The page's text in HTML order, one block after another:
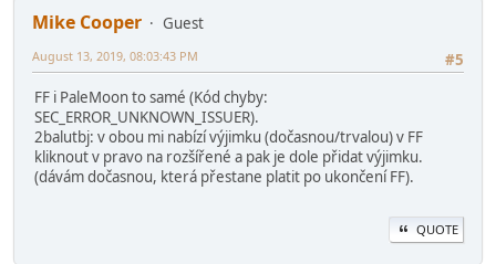
Mike Cooper
Guest
#5
August 13, 2019, 08:03:43 PM
FF i PaleMoon to samé (Kód chyby:
SEC_ERROR_UNKNOWN_ISSUER).
2balutbj: v obou mi nabízí výjimku (dočasnou/trvalou) v FF
kliknout v pravo na rozšířené a pak je dole přidat výjimku.
(dávám dočasnou, která přestane platit po ukončení FF).
QUOTE